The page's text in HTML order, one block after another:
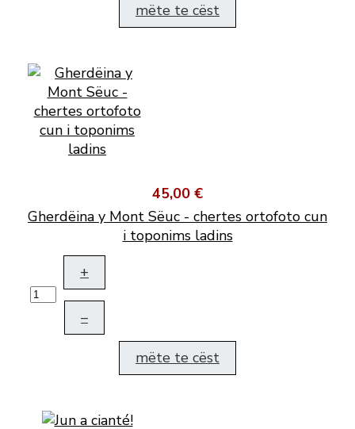
mëte te cëst
45,00 €
Gherdëina y Mont Sëuc - chertes ortofoto cun
i toponims ladins
+
–
mëte te cëst